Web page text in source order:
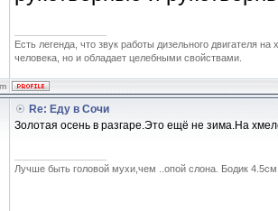
Есть легенда, что звук работы дизельного двигателя
человека, но и обладает целебными свойствами.
Re: Еду в Сочи
Золотая осень в разгаре.Это ещё не зима.На
Лучше быть головой мухи,чем ..опой слона. Бодик